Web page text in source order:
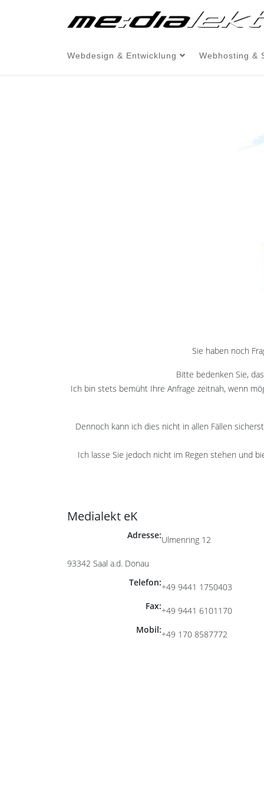
Webdesign & Entwicklung Webhosting &
Sie haben noch
Bitte bedenken Sie,
Ich bin stets bemüht Ihre Anfrage zeitnah, wenn
Dennoch kann ich dies nicht in allen Fällen
Ich lasse Sie jedoch nicht im Regen stehen und
Medialekt eK
Adresse:Ulmenring 12
93342 Saal a.d. Donau
Telefon:+49 9441 1750403
Fax:+49 9441 6101170
Mobil:+49 170 8587772